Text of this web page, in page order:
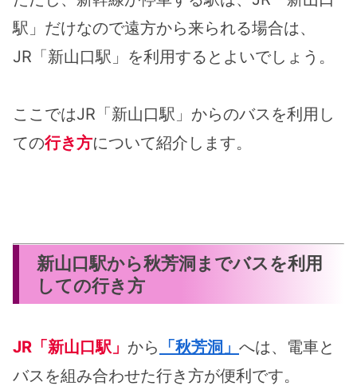
駅」だけなので遠方から来られる場合は、
JR「新山口駅」を利用するとよいでしょう。
ここではJR「新山口駅」からのバスを利用し
ての行き方について紹介します。
新山口駅から秋芳洞までバスを利用
しての行き方
JR「新山口駅」 から 「秋芳洞」 へは、電車と
バスを組み合わせた行き方が便利です。